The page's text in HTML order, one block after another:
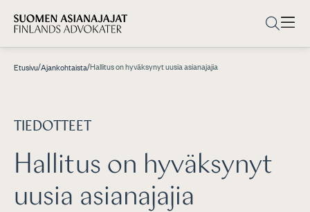
Etusivu/Ajankohtaista/Hallitus on hyväksynyt uusia asianajajia
TIEDOTTEET
Hallitus on hyväksynyt
uusia asianajajia